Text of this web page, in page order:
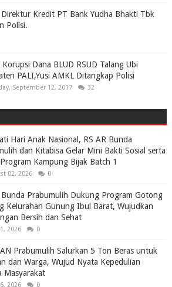
Kredit PT Bank Yudha Bhakti Tbk
Polisi.
Korupsi Dana BLUD RSUD Talang Ubi
PALI,Yusi AMKL Ditangkap Polisi
September 12, 2017 32
Hari Anak Nasional, RS AR Bunda
dan Kitabisa Gelar Mini Bakti Sosial serta
Kampung Bijak Batch 1
02, 2026 0
Bunda Prabumulih Dukung Program Gotong
Kelurahan Gunung Ibul Barat, Wujudkan
Bersih dan Sehat
2026 0
Prabumulih Salurkan 5 Ton Beras untuk
dan Warga, Wujud Nyata Kepedulian
Masyarakat
2026 0